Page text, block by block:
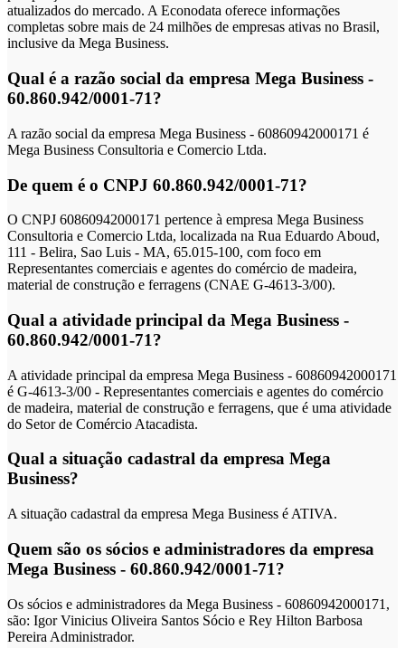
atualizados do mercado. A Econodata oferece informações
completas sobre mais de 24 milhões de empresas ativas no Brasil,
inclusive da Mega Business.
Qual é a razão social da empresa Mega Business -
60.860.942/0001-71?
A razão social da empresa Mega Business - 60860942000171 é
Mega Business Consultoria e Comercio Ltda.
De quem é o CNPJ 60.860.942/0001-71?
O CNPJ 60860942000171 pertence à empresa Mega Business
Consultoria e Comercio Ltda, localizada na Rua Eduardo Aboud,
111 - Belira, Sao Luis - MA, 65.015-100, com foco em
Representantes comerciais e agentes do comércio de madeira,
material de construção e ferragens (CNAE G-4613-3/00).
Qual a atividade principal da Mega Business -
60.860.942/0001-71?
A atividade principal da empresa Mega Business - 60860942000171
é G-4613-3/00 - Representantes comerciais e agentes do comércio
de madeira, material de construção e ferragens, que é uma atividade
do Setor de Comércio Atacadista.
Qual a situação cadastral da empresa Mega
Business?
A situação cadastral da empresa Mega Business é ATIVA.
Quem são os sócios e administradores da empresa
Mega Business - 60.860.942/0001-71?
Os sócios e administradores da Mega Business - 60860942000171,
são: Igor Vinicius Oliveira Santos Sócio e Rey Hilton Barbosa
Pereira Administrador.